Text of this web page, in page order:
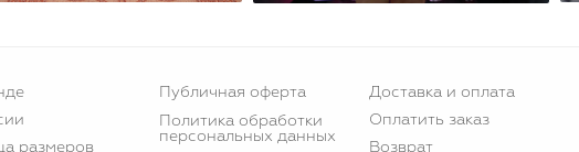
размеров
Публичная оферта
Политика обработки
персональных данных
Доставка и оплата
Оплатить заказ
Возврат